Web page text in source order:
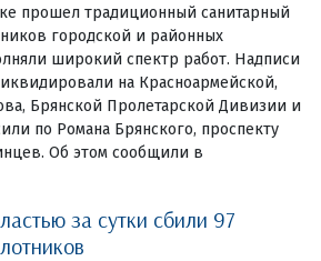
прошел традиционный санитарный
городской и районных
широкий спектр работ. Надписи
на Красноармейской,
Брянской Пролетарской Дивизии и
по Романа Брянского, проспекту
Об этом сообщили в
за сутки сбили 97